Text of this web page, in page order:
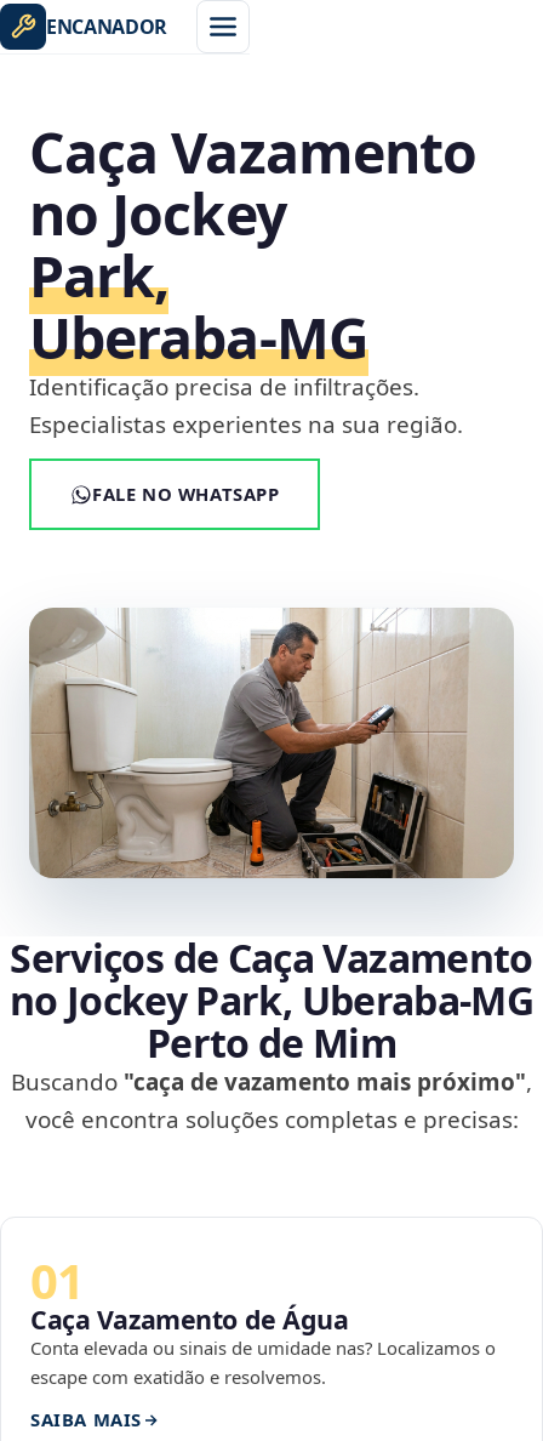
ENCANADOR
Caça Vazamento
no Jockey
Park,
Uberaba‑MG
Identificação precisa de infiltrações.
Especialistas experientes na sua região.
FALE NO WHATSAPP
Serviços de Caça Vazamento
no Jockey Park, Uberaba‑MG
Perto de Mim
Buscando "caça de vazamento mais próximo",
você encontra soluções completas e precisas:
01
Caça Vazamento de Água
Conta elevada ou sinais de umidade nas? Localizamos o
escape com exatidão e resolvemos.
SAIBA MAIS